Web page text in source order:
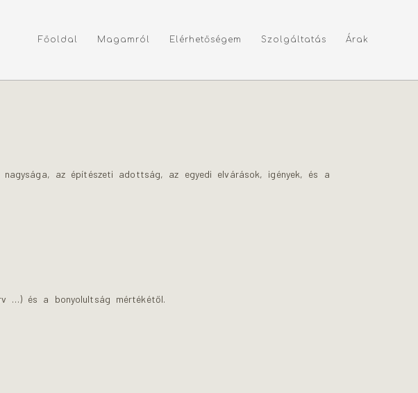
Főoldal Magamról Elérhetőségem Szolgáltatás Árak
az építészeti adottság, az egyedi elvárások, igények, és a
…) és a bonyolultság mértékétől.